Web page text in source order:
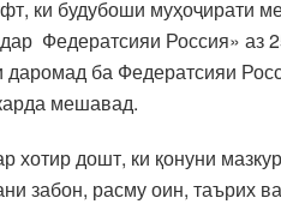
ки будубоши муҳоҷирати
Федератсияи Россия» аз
даромад ба Федератсияи
мешавад.
хотир дошт, ки қонуни
забон, расму оин, таърих